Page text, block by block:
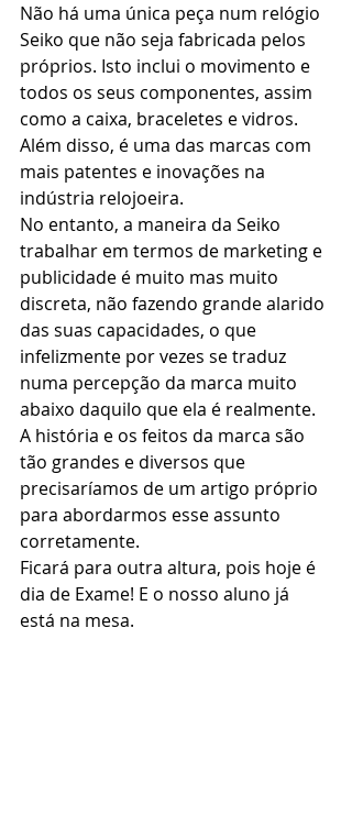
Não há uma única peça num relógio
Seiko que não seja fabricada pelos
próprios. Isto inclui o movimento e
todos os seus componentes, assim
como a caixa, braceletes e vidros.
Além disso, é uma das marcas com
mais patentes e inovações na
indústria relojoeira.
No entanto, a maneira da Seiko
trabalhar em termos de marketing e
publicidade é muito mas muito
discreta, não fazendo grande alarido
das suas capacidades, o que
infelizmente por vezes se traduz
numa percepção da marca muito
abaixo daquilo que ela é realmente.
A história e os feitos da marca são
tão grandes e diversos que
precisaríamos de um artigo próprio
para abordarmos esse assunto
corretamente.
Ficará para outra altura, pois hoje é
dia de Exame! E o nosso aluno já
está na mesa.